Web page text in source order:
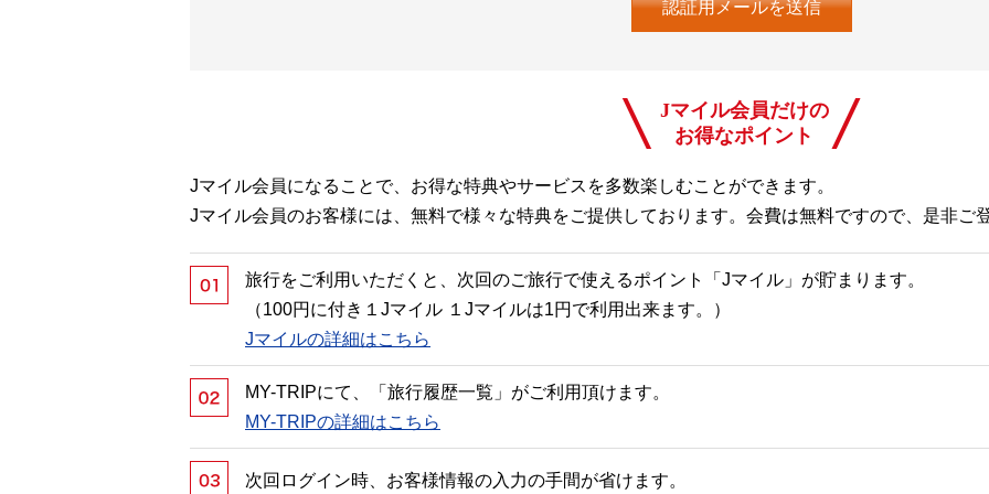
Jマイル会員だけの
お得なポイント
Jマイル会員になることで、お得な特典やサービスを多数楽しむことができます。
Jマイル会員のお客様には、無料で様々な特典をご提供しております。会費は無料ですので、是非ご
旅行をご利用いただくと、次回のご旅行で使えるポイント「Jマイル」が貯まります。
（100円に付き１Jマイル １Jマイルは1円で利用出来ます。）
Jマイルの詳細はこちら
MY-TRIPにて、「旅行履歴一覧」がご利用頂けます。
MY-TRIPの詳細はこちら
次回ログイン時、お客様情報の入力の手間が省けます。